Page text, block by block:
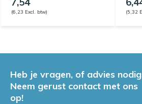
(6,23 Excl. btw) (5,32
Heb je vragen, of advies
Neem gerust contact met ons
op!